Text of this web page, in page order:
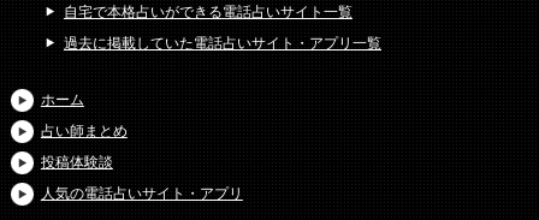
自宅で本格占いができる電話占いサイト一覧
過去に掲載していた電話占いサイト・アプリ一覧
ホーム
占い師まとめ
投稿体験談
人気の電話占いサイト・アプリ